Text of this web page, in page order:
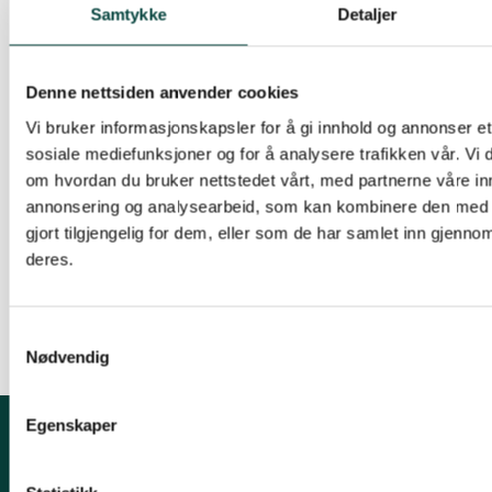
Samtykke Detaljer
Denne nettsiden anvender cookies
Vi bruker informasjonskapsler for å gi innhold og annonser
sosiale mediefunksjoner og for å analysere trafikken vår. Vi
om hvordan du bruker nettstedet vårt, med partnerne våre
annonsering og analysearbeid, som kan kombinere den
gjort tilgjengelig for dem, eller som de har samlet inn
deres.
Nødvendig
Egenskaper
anleggsvirksomhet i utbyggingsfasen kan ha
Vi vil sterkt fraråde at Gildeskål Kommune går
videre med planprosessen for oppdrettsindustri
på Feøya.
For Naturvernforbundet :
Geir Jørgensen